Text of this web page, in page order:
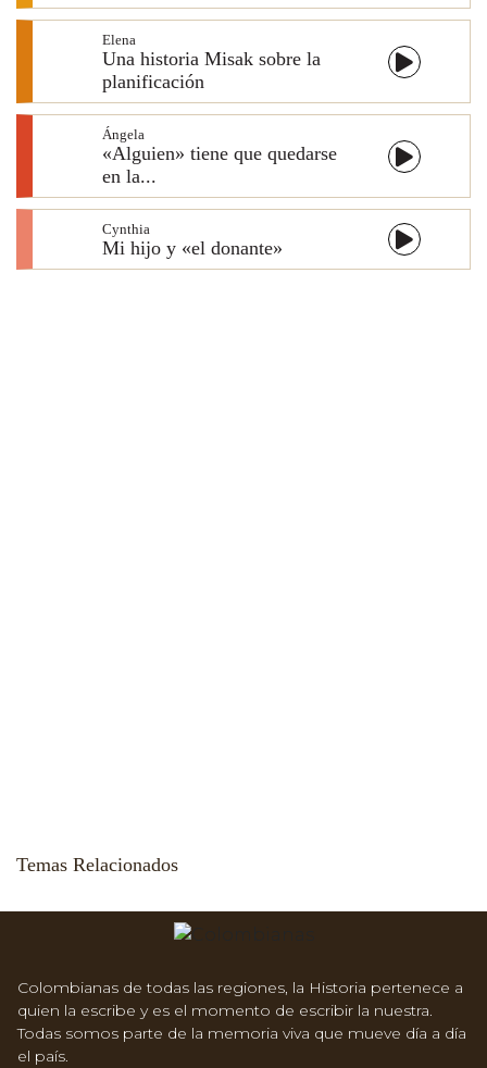
Elena
Una historia Misak sobre la
planificación
Ángela
«Alguien» tiene que quedarse
en la...
Cynthia
Mi hijo y «el donante»
Temas Relacionados
Colombianas de todas las regiones, la Historia pertenece a
quien la escribe y es el momento de escribir la nuestra.
Todas somos parte de la memoria viva que mueve día a día
el país.